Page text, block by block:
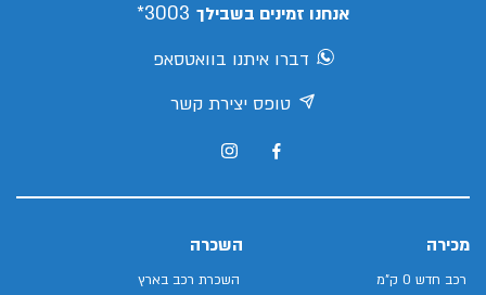
אנחנו זמינים בשבילך 3003*
דברו איתנו בוואטסאפ
טופס יצירת קשר
מכירה
רכב חדש 0 ק"מ
השכרה
השכרת רכב בארץ